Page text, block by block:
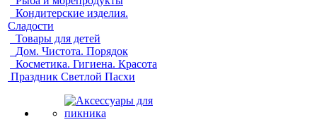
Кондитерские изделия.
Сладости
Товары для детей
Дом. Чистота. Порядок
Косметика. Гигиена. Красота
Праздник Светлой Пасхи